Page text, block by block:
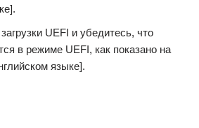
UEFI и убедитесь, что
в режиме UEFI, как показано на
языке].